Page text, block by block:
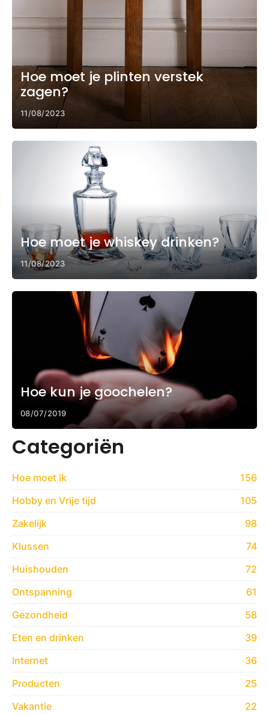
Hoe moet je plinten verstek
zagen?
11/08/2023
Hoe moet je whiskey drinken?
11/08/2023
Hoe kun je goochelen?
08/07/2019
Categoriën
Hoe moet ik
156
Hobby en Vrije tijd
105
Zakelijk
98
Klussen
74
Huishouden
72
Ontspanning
61
Gezondheid
58
Eten en drinken
39
Internet
36
Producten
25
Vakantie
22